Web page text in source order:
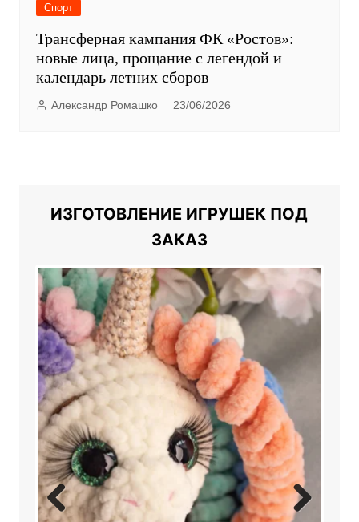
Спорт
Трансферная кампания ФК «Ростов»:
новые лица, прощание с легендой и
календарь летних сборов
Александр Ромашко 23/06/2026
ИЗГОТОВЛЕНИЕ ИГРУШЕК ПОД
ЗАКАЗ